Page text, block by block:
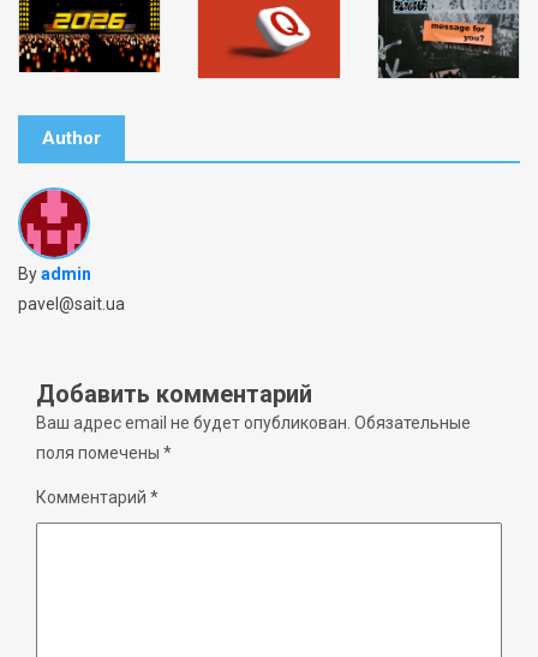
Author
Byadmin
pavel@sait.ua
Добавить комментарий
Ваш адрес email не будет опубликован. Обязательные
поля помечены *
Комментарий *